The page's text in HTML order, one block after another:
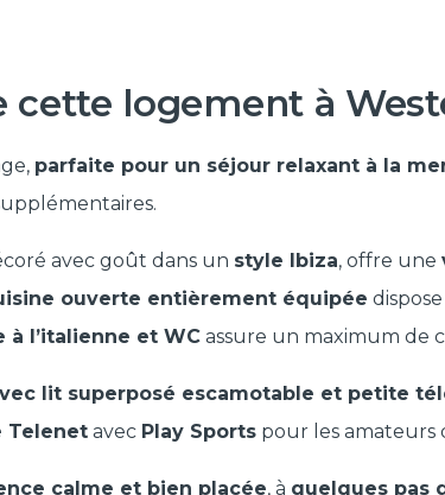
cette logement à
parfaite pour un séjour relaxant à la
avec goût dans un style Ibiza, offre une
ouverte entièrement équipée
à l’italienne et WCassure un maximum de
lit superposé escamotable et petite
Telenetavec Play Sportspour les amateurs
calme et bien placée, à quelques pas